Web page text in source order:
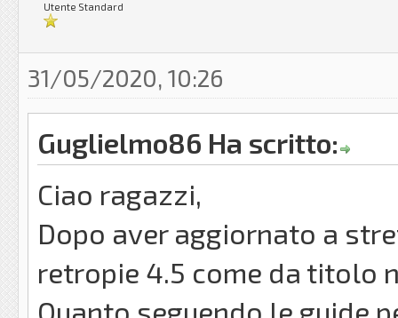
Utente Standard
31/05/2020, 10:26
Guglielmo86 Ha scritto:
Ciao ragazzi,
Dopo aver aggiornato a
retropie 4.5 come da titolo
Quanto seguendo le guide